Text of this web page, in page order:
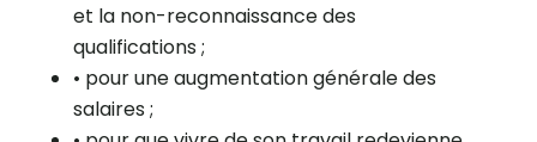
et la non-reconnaissance des
qualifications ;
• pour une augmentation générale des
salaires ;